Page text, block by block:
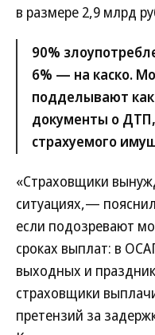
в размере 2,9 млрд
90%
6% — на каско.
подделывают
документы о
страхуемого
«Страховщики
ситуациях,—
если подозревают
сроках выплат: в
выходных и
страховщики
претензий за